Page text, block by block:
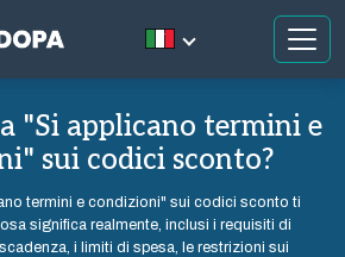
"Si applicano termini e
sui codici sconto?
termini e condizioni" sui codici sconto ti
significa realmente, inclusi i requisiti di
i limiti di spesa, le restrizioni sui